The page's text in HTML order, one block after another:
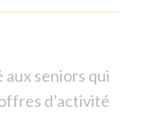
aux seniors qui
d’activité